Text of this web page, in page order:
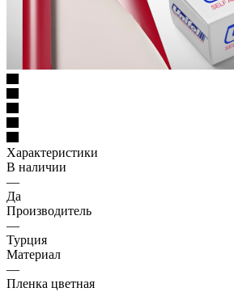
Характеристики
В наличии
—
Да
Производитель
—
Турция
Материал
—
Пленка цветная